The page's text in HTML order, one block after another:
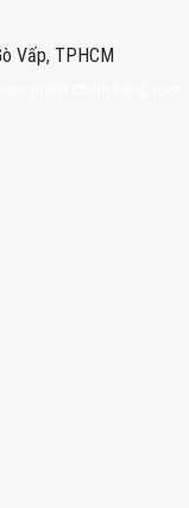
Vấp, TPHCM